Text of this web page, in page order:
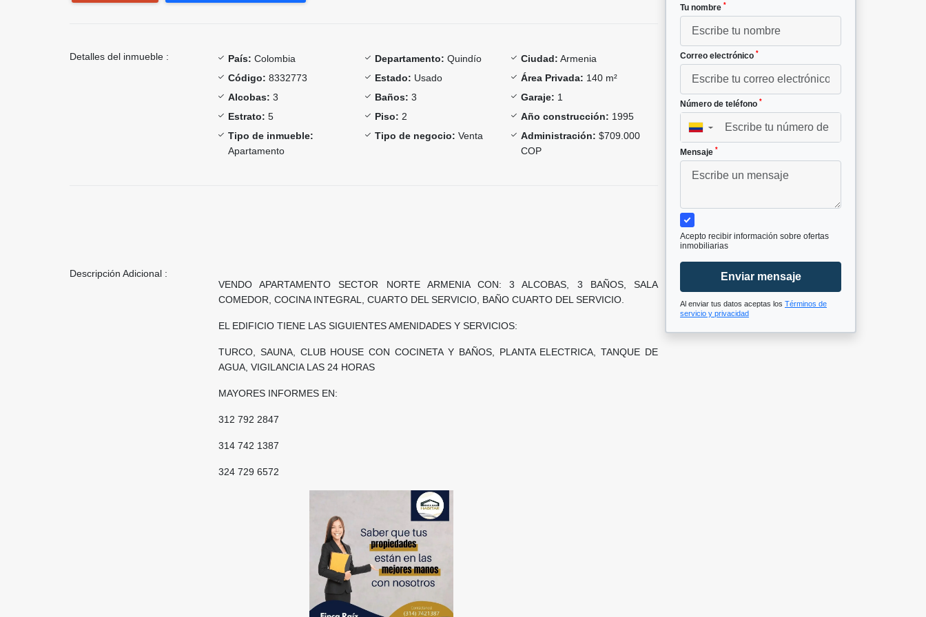
Detalles del inmueble : País: Colombia Departamento: Quindío Ciudad: Armenia
Código: 8332773 Estado: Usado Área Privada: 140 m²
Alcobas: 3 Baños: 3 Garaje: 1
Estrato: 5 Piso: 2 Año construcción: 1995
Tipo de inmueble:
Apartamento
Tipo de negocio: Venta Administración: $709.000
COP
Descripción Adicional :
VENDO APARTAMENTO SECTOR NORTE ARMENIA CON: 3 ALCOBAS, 3 BAÑOS, SALA
COMEDOR, COCINA INTEGRAL, CUARTO DEL SERVICIO, BAÑO CUARTO DEL SERVICIO.
EL EDIFICIO TIENE LAS SIGUIENTES AMENIDADES Y SERVICIOS:
TURCO, SAUNA, CLUB HOUSE CON COCINETA Y BAÑOS, PLANTA ELECTRICA, TANQUE DE
AGUA, VIGILANCIA LAS 24 HORAS
MAYORES INFORMES EN:
312 792 2847
314 742 1387
324 729 6572
Tu nombre *
Correo electrónico *
Número de teléfono *
▼
Mensaje *
Acepto recibir información sobre ofertas
inmobiliarias
Enviar mensaje
Al enviar tus datos aceptas los Términos de
servicio y privacidad